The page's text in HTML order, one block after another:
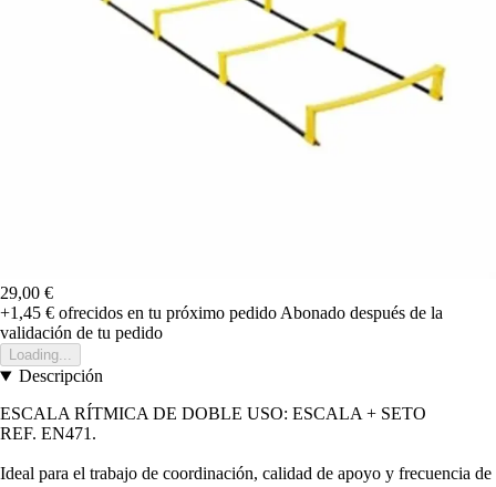
29,00 €
+1,45 € ofrecidos en tu próximo pedido Abonado después de la
validación de tu pedido
Loading...
Descripción
ESCALA RÍTMICA DE DOBLE USO: ESCALA + SETO
REF. EN471 .
Ideal para el trabajo de coordinación, calidad de apoyo y frecuencia de